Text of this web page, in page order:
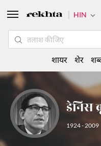
डेनिस
1924 - 2009
HIN
शायर शेर